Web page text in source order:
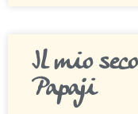
Il mio
Papaji